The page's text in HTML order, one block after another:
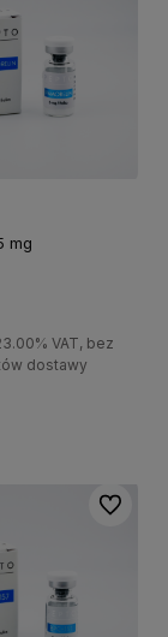
mg
VAT, bez
dostawy
Do